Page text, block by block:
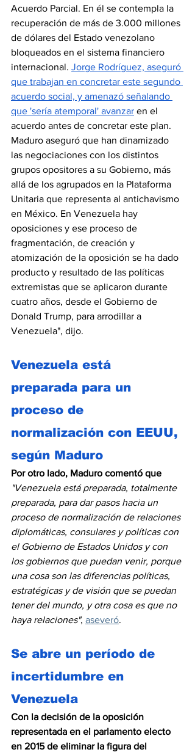
Acuerdo Parcial. En él se contempla la
recuperación de más de 3.000 millones
de dólares del Estado venezolano
bloqueados en el sistema financiero
internacional. Jorge Rodríguez, aseguró
que trabajan en concretar este segundo
acuerdo social, y amenazó señalando
que 'sería atemporal' avanzar en el
acuerdo antes de concretar este plan.
Maduro aseguró que han dinamizado
las negociaciones con los distintos
grupos opositores a su Gobierno, más
allá de los agrupados en la Plataforma
Unitaria que representa al antichavismo
en México. En Venezuela hay
oposiciones y ese proceso de
fragmentación, de creación y
atomización de la oposición se ha dado
producto y resultado de las políticas
extremistas que se aplicaron durante
cuatro años, desde el Gobierno de
Donald Trump, para arrodillar a
Venezuela", dijo.
Venezuela está
preparada para un
proceso de
normalización con EEUU,
según Maduro
Por otro lado, Maduro comentó que
"Venezuela está preparada, totalmente
preparada, para dar pasos hacia un
proceso de normalización de relaciones
diplomáticas, consulares y políticas con
el Gobierno de Estados Unidos y con
los gobiernos que puedan venir, porque
una cosa son las diferencias políticas,
estratégicas y de visión que se puedan
tener del mundo, y otra cosa es que no
haya relaciones", aseveró.
Se abre un período de
incertidumbre en
Venezuela
Con la decisión de la oposición
representada en el parlamento electo
en 2015 de eliminar la figura del